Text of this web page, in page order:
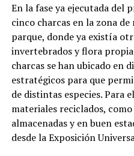
En la fase ya ejecutada del
cinco charcas en la zona
parque, donde ya existía
invertebrados y flora
charcas se han ubicado en
estratégicos para que
de distintas especies. Para
materiales reciclados,
almacenadas y en buen
desde la Exposición